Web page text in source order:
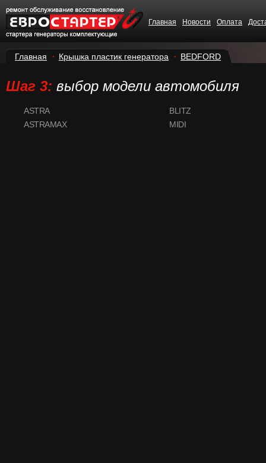
Главная Новости Оплата
Главная Крышка пластик генератора BEDFORD
Шаг 3: выбор модели автомобиля
ASTRA
ASTRAMAX
BLITZ
MIDI